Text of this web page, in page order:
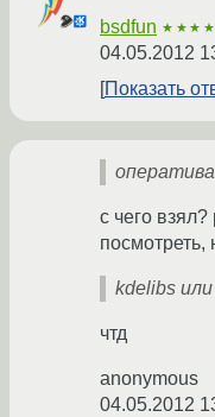
bsdfun
04.05.2012
Показать
с чего
посмотреть,
kdelibs
чтд
anonymous
04.05.2012